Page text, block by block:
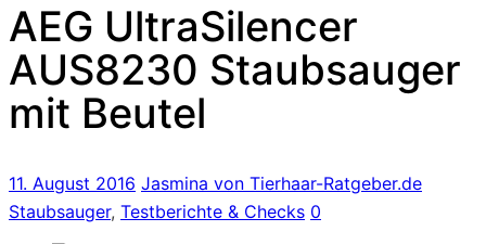
AEG UltraSilencer
AUS8230 Staubsauger
mit Beutel
11. August 2016 Jasmina von Tierhaar-Ratgeber.de
Staubsauger, Testberichte & Checks 0